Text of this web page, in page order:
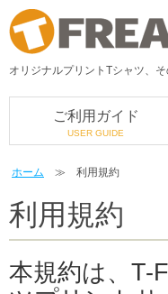
オリジナルプリントTシャツ、
ご利用ガイド
USER GUIDE
ホーム ≫ 利用規約
利用規約
本規約は、T-